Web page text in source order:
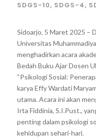
SDGS-10, SDGS-4,
Sidoarjo, 5 Maret 2025 –
Universitas
menghadirkan acara
Bedah Buku Ajar Dosen
“Psikologi Sosial:
karya Effy Wardati
utama. Acara ini akan
Irta Fiddinia, S.I.Pust.,
penting dalam psikologi
kehidupan sehari-hari.